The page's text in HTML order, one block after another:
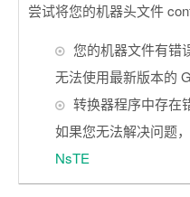
尝试将您的机器头文件
您的机器文件有错
无法使用最新版本的
转换器程序中存在
如果您无法解决问题
NsTE